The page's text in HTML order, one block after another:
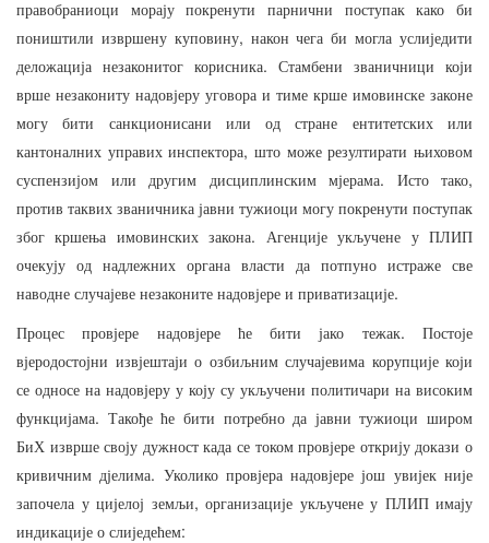
правобраниоци
морају покренути парнични поступак како
би
поништили извршену куповину, након чега би могла услиједити
деложација
незаконитог корисника. Стамбени званичници
који
врше незакониту надовјеру уговора и тиме крше имовинске законе
могу
бити санкционисани или од стране ентитетских
или
кантоналних управих инспектора,што може резултирати њиховом
суспензијом
или другим дисциплинским мјерама. Исто тако,
против таквих званичника јавни тужиоци могу покренути поступак
због
кршења имовинских закона. Агенције укључене у
ПЛИП
очекују
од надлежних органа власти да потпуно истраже
све
наводне случајеве незаконите надовјере и приватизације.
Процес провјере надовјере ће бити јако тежак.Постоје
вјеродостојни извјештаји о озбиљним случајевима корупције који
се односе на надовјеру у коју су укључени политичари на високим
функцијама. Такође ће бити потребно да јавни тужиоци широм
БиХ изврше своју дужност када се током провјере открију докази о
кривичним дјелима. Уколико провјера надовјере још увијек није
започела у цијелој земљи, организације укључене у ПЛИП имају
индикације о слиједећем: